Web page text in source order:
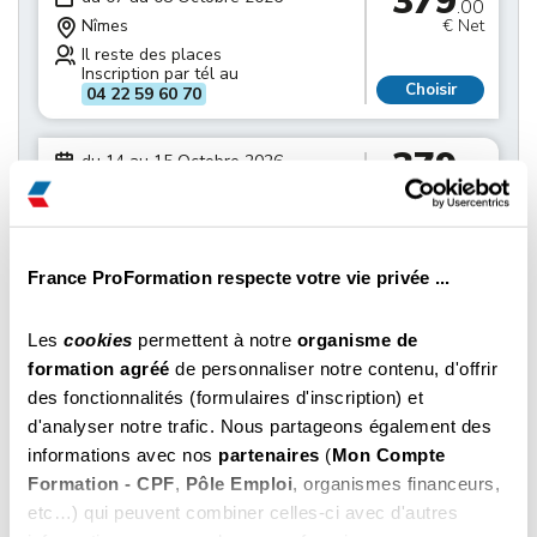
France ProFormation respecte votre vie privée ...
Les cookies permettent à notre organisme de
formation agréé de personnaliser notre contenu, d'offrir
des fonctionnalités (formulaires d'inscription) et
d'analyser notre trafic. Nous partageons également des
informations avec nos partenaires (Mon Compte
Formation - CPF
Pôle Emploi , organismes financeurs,
etc…) qui peuvent combiner celles-ci avec d'autres
Nîmes
Il reste des places
Inscription par tél au
04 22 59 60 70
.00
€ Net
Choisir
du 14 au 15 Octobre 2026
379.00
€ Net
Nîmes
Il reste des places
Inscription par tél au
04 22 59 60 70
379
Choisir
du 28 au 29 Octobre 2026
Nîmes
379€ Net